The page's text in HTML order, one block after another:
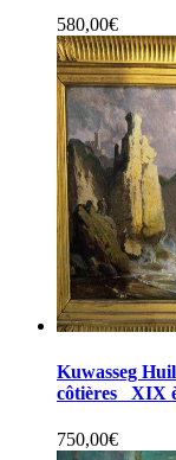
580,00€
Kuwasseg
côtières XIX
750,00€